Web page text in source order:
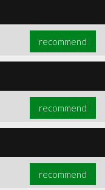
recommend
recommend
recommend